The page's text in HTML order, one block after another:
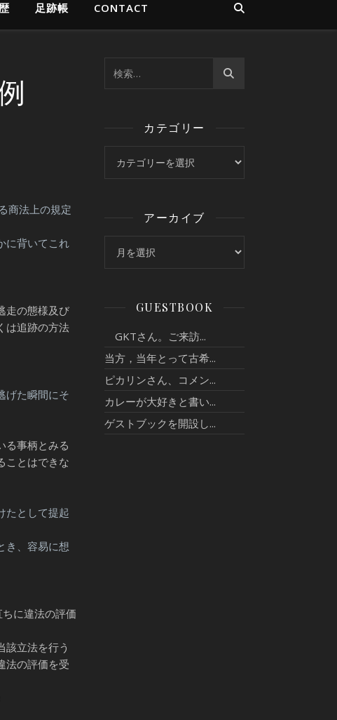
足跡帳 CONTACT
商法上の規定
に背いてこれ
走の態様及び
は追跡の方法
げた瞬間にそ
る事柄とみる
ことはできな
たとして提起
き、容易に想
に違法の評価
立法を行う
法の評価を受
カテゴリー
アーカイブ
GUESTBOOK
GKTさん。ご来訪...
当方，当年とって古希...
ピカリンさん、コメン...
カレーが大好きと書い...
ゲストブックを開設し...